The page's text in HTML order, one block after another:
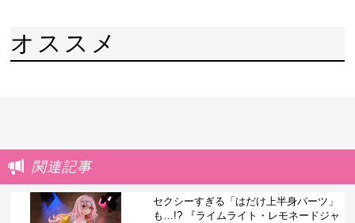
オススメ
関連記事
セクシーすぎる「はだけ上半身パーツ」
も…!? 『ライムライト・レモネードジャ